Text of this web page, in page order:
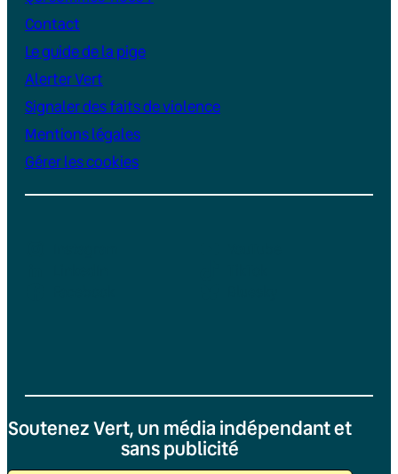
Contact
Le guide de la pige
Alerter Vert
Signaler des faits de violence
Mentions légales
Gérer les cookies
Soutenez Vert, un média indépendant et
sans publicité